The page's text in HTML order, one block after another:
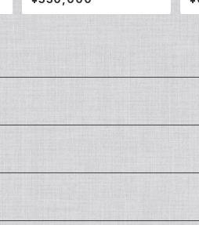
スチェーン Y05262